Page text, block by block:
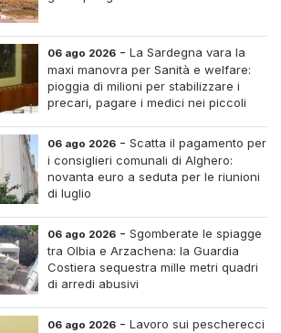
06 ago 2026 -La Sardegna vara la
maxi manovra per Sanità e welfare:
pioggia di milioni per stabilizzare i
precari, pagare i medici nei piccoli
case di riposo.
06 ago 2026 -Scatta il pagamento per
i consiglieri comunali di Alghero:
novanta euro a seduta per le riunioni
di luglio
06 ago 2026 -Sgomberate le spiagge
tra Olbia e Arzachena: la Guardia
Costiera sequestra mille metri quadri
di arredi abusivi
06 ago 2026 -Lavoro sui pescherecci